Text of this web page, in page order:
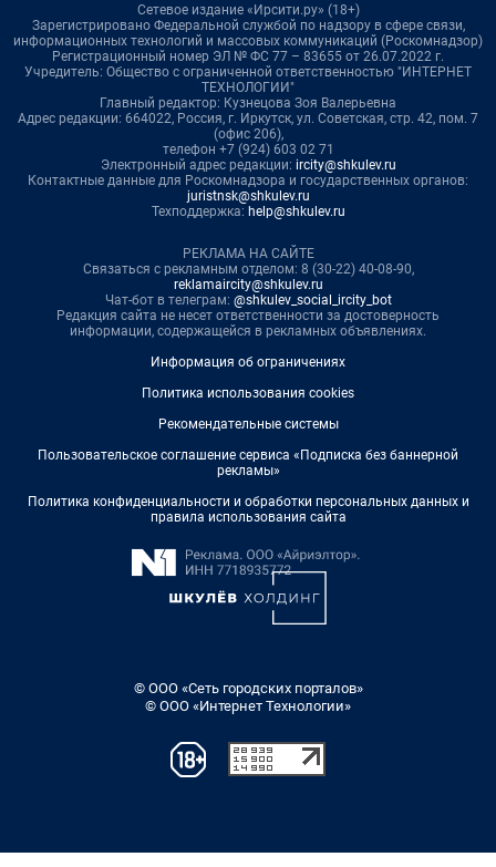
Сетевое издание «Ирсити.ру» (18+)
Зарегистрировано Федеральной службой по надзору в сфере связи,
информационных технологий и массовых коммуникаций (Роскомнадзор)
Регистрационный номер ЭЛ № ФС 77 – 83655 от 26.07.2022 г.
Учредитель: Общество с ограниченной ответственностью "ИНТЕРНЕТ
ТЕХНОЛОГИИ"
Главный редактор: Кузнецова Зоя Валерьевна
Адрес редакции: 664022, Россия, г. Иркутск, ул. Советская, стр. 42, пом. 7
(офис 206),
телефон +7 (924) 603 02 71
Электронный адрес редакции: ircity@shkulev.ru
Контактные данные для Роскомнадзора и государственных органов:
juristnsk@shkulev.ru
Техподдержка: help@shkulev.ru
РЕКЛАМА НА САЙТЕ
Связаться с рекламным отделом: 8 (30-22) 40-08-90,
reklamaircity@shkulev.ru
Чат-бот в телеграм: @shkulev_social_ircity_bot
Редакция сайта не несет ответственности за достоверность
информации, содержащейся в рекламных объявлениях.
Информация об ограничениях
Политика использования cookies
Рекомендательные системы
Пользовательское соглашение сервиса «Подписка без баннерной
рекламы»
Политика конфиденциальности и обработки персональных данных и
правила использования сайта
© ООО «Сеть городских порталов»
© ООО «Интернет Технологии»